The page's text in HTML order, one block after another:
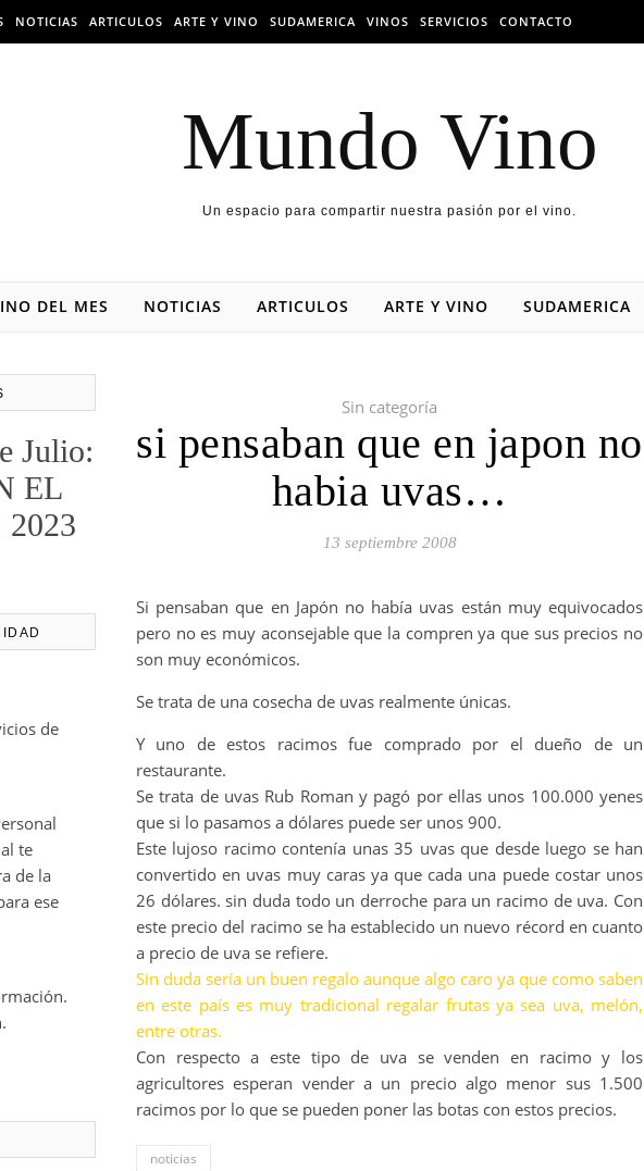
NOTICIAS ARTICULOS ARTE Y VINO SUDAMERICA VINOS SERVICIOS CONTACTO
Mundo Vino
Un espacio para compartir nuestra pasión por el vino.
DEL MES NOTICIAS ARTICULOS ARTE Y VINO SUDAMERICA
Julio:
EL
de
te
de la
ese
Sin categoría
si pensaban que en japon no
habia uvas…
13 septiembre 2008
Si pensaban que en Japón no había uvas están muy equivocados
pero no es muy aconsejable que la compren ya que sus precios no
son muy económicos.
Se trata de una cosecha de uvas realmente únicas.
Y uno de estos racimos fue comprado por el dueño de un
restaurante.
Se trata de uvas Rub Roman y pagó por ellas unos 100.000 yenes
que si lo pasamos a dólares puede ser unos 900.
Este lujoso racimo contenía unas 35 uvas que desde luego se han
convertido en uvas muy caras ya que cada una puede costar unos
26 dólares. sin duda todo un derroche para un racimo de uva. Con
este precio del racimo se ha establecido un nuevo récord en cuanto
a precio de uva se refiere.
Sin duda sería un buen regalo aunque algo caro ya que como saben
en este país es muy tradicional regalar frutas ya sea uva, melón,
entre otras.
Con respecto a este tipo de uva se venden en racimo y los
agricultores esperan vender a un precio algo menor sus 1.500
racimos por lo que se pueden poner las botas con estos precios.
noticias